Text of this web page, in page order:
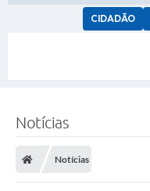
CIDADÃO
Notícias
Notícias